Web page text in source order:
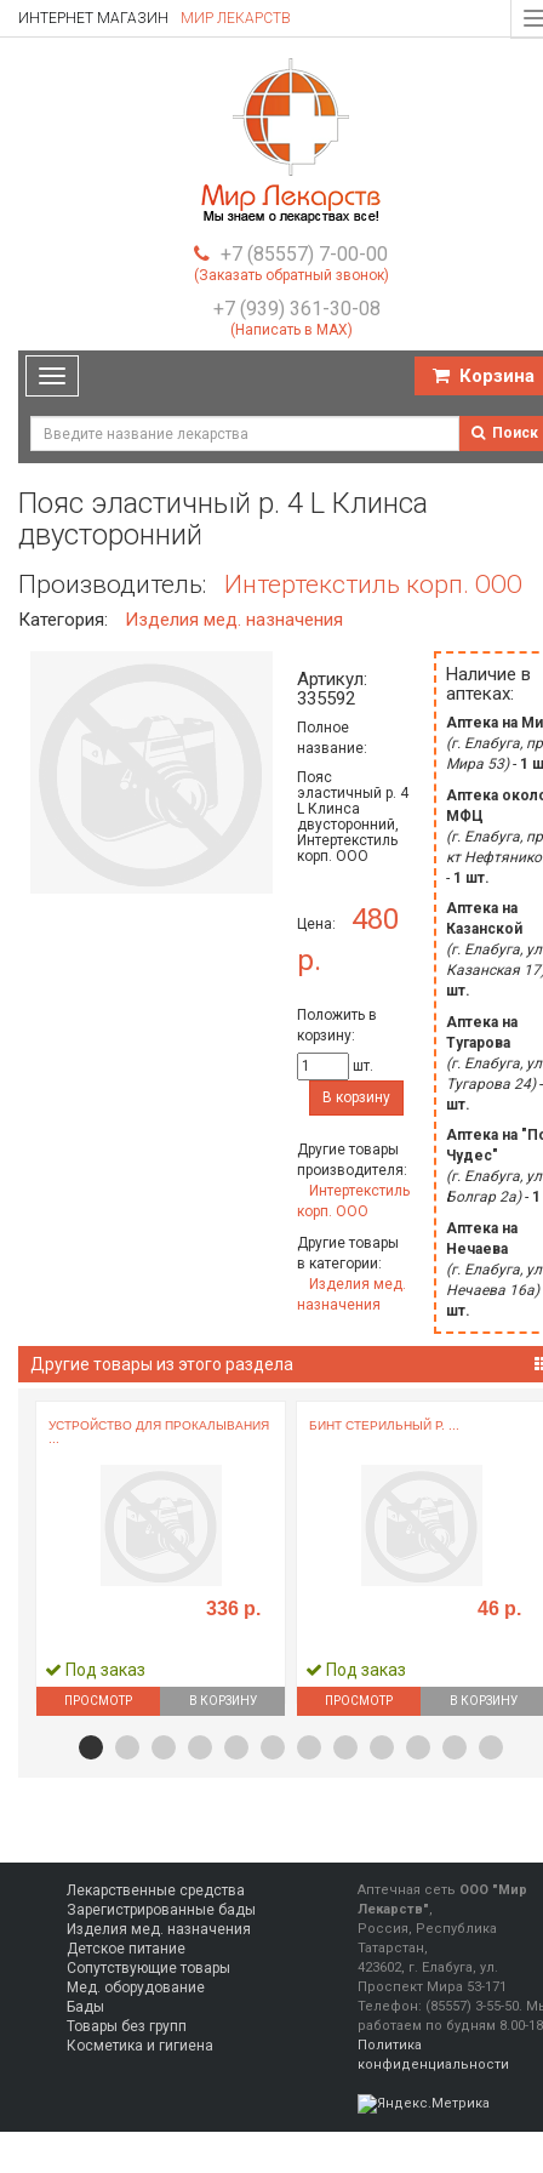
ИНТЕРНЕТ МАГАЗИН МИР ЛЕКАРСТВ
+7 (85557) 7-00-00
(Заказать обратный звонок)
+7 (939) 361-30-08
(Написать в MAX)
Toggle
navigation
Корзина
Поиск
Пояс эластичный р. 4 L Клинса
двусторонний
Производитель: Интертекстиль корп. ООО
Категория: Изделия мед. назначения
Артикул:
335592
Полное
название:
Пояс
эластичный р. 4
L Клинса
двусторонний,
Интертекстиль
корп. ООО
Цена:
480
р.
Положить в
корзину:
шт.
В корзину
Другие товары
производителя:
Интертекстиль
корп. ООО
Другие товары
в категории:
Изделия мед.
назначения
Наличие в
аптеках:
Аптека на
(г. Елабуга,
Мира 53)- 1
Аптека
МФЦ
(г. Елабуга,
кт
- 1 шт.
Аптека на
Казанской
(г. Елабуга,
Казанская
шт.
Аптека на
Тугарова
(г. Елабуга,
Тугарова 24)
шт.
Аптека на
Чудес"
(г. Елабуга,
Болгар 2а)-
Аптека на
Нечаева
(г. Елабуга,
Нечаева 16а)
шт.
Другие товары из этого раздела
УСТРОЙСТВО ДЛЯ ПРОКАЛЫВАНИЯ
336 р.
Под заказ
ПРОСМОТР В КОРЗИНУ
БИНТ СТЕРИЛЬНЫЙ Р. ...
46 р.
Под заказ
ПРОСМОТР В КОРЗИНУ
Лекарственные средства
Зарегистрированные бады
Изделия мед. назначения
Детское питание
Сопутствующие товары
Мед. оборудование
Бады
Товары без групп
Косметика и гигиена
Аптечная сеть ООО "Мир
Лекарств",
Россия, Республика
Татарстан,
423602, г. Елабуга, ул.
Проспект Мира 53-171
Телефон: (85557) 3-55-50.
работаем по будням 8.00-
Политика
конфиденциальности